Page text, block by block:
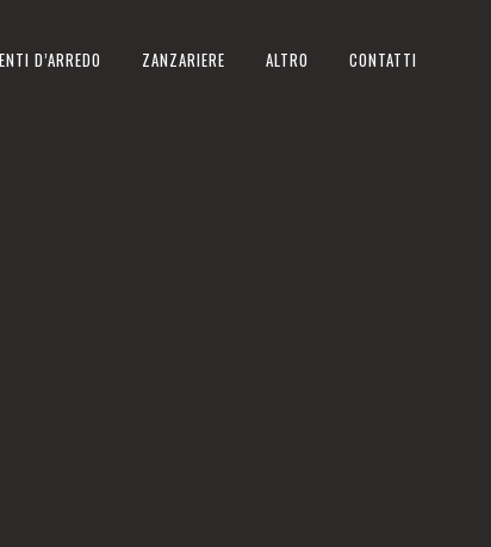
D’ARREDO ZANZARIERE ALTRO CONTATTI